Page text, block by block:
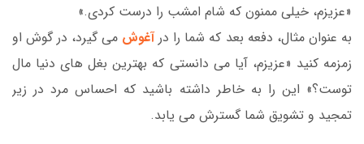
«عزیزم، خیلی ممنون که شام امشب را درست کردی.»
به عنوان مثال، دفعه بعد که شما را درآغوش می گیرد، در گوش او
زمزمه کنید «عزیزم، آیا می دانستی که بهترین بغل های دنیا مال
توست؟» این را به خاطر داشته باشید که احساس مرد در زیر
تمجید و تشویق شما گسترش می یابد.